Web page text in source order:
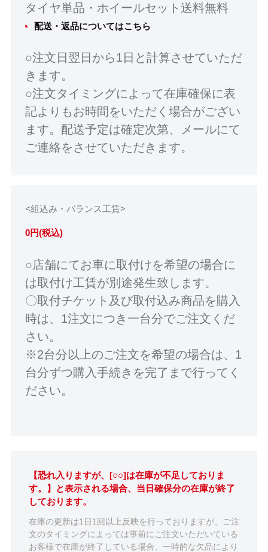
タイヤ単品・ホイールセット送料無料
配送・返品についてはこちら
○注文日翌日から1日と計算させていただ
きます。
○注文タイミングによって在庫確保に表
記よりもお時間をいただく場合がござい
ます。配送予定は確定次第、メールにて
ご連絡をさせていただきます。
<組込み・バランス工賃>
0円(税込)
○店舗にてお車に取付けを希望の場合に
は取付け工賃が別途発生致します。
〇取付チケット及び取付込み商品を購入
時は、1注文につき一台分でご注文くだ
さい。
※2台分以上のご注文を希望の場合は、1
台分ずつ購入手続きを完了まで行ってく
ださい。
【恐れ入りますが、[○○]は在庫が不足しておりま
す。】と表示される場合、当日確保分の在庫が終了
しております。
在庫の更新は1日1回以上反映を行っておりますが、ご注
文のタイミングによっては事前にご注文いただいている
お客様で在庫が終了している場合、一時的な欠品により